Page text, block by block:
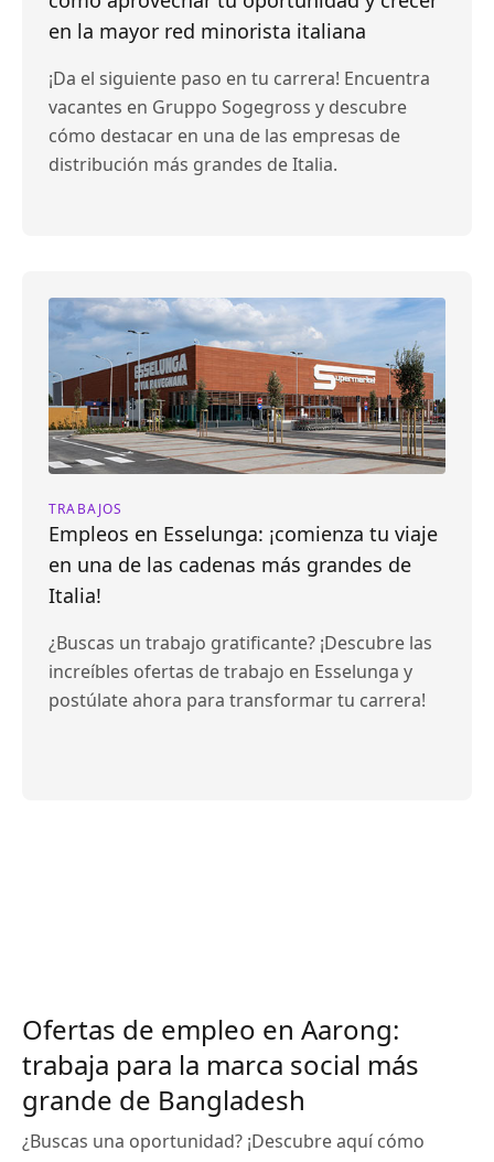
en la mayor red minorista italiana
¡Da el siguiente paso en tu carrera! Encuentra
vacantes en Gruppo Sogegross y descubre
cómo destacar en una de las empresas de
distribución más grandes de Italia.
TRABAJOS
Empleos en Esselunga: ¡comienza tu viaje
en una de las cadenas más grandes de
Italia!
¿Buscas un trabajo gratificante? ¡Descubre las
increíbles ofertas de trabajo en Esselunga y
postúlate ahora para transformar tu carrera!
Ofertas de empleo en Aarong:
trabaja para la marca social más
grande de Bangladesh
¿Buscas una oportunidad? ¡Descubre aquí cómo